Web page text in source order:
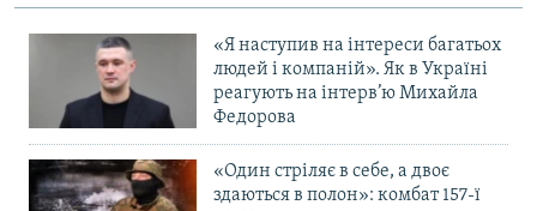
«Я наступив на інтереси багатьох
людей і компаній». Як в Україні
реагують на інтерв’ю Михайла
Федорова
«Один стріляє в себе, а двоє
здаються в полон»: комбат 157-ї